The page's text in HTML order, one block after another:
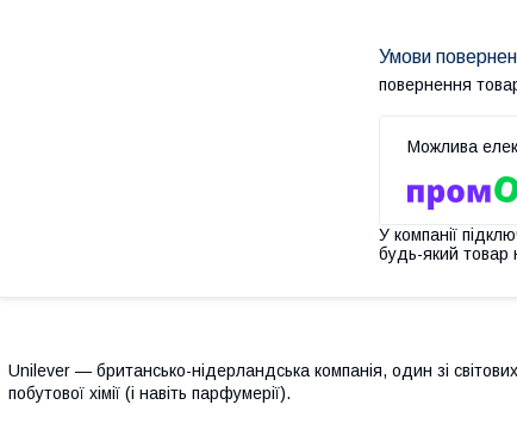
повернення
У компанії
будь-який товар
Unilever — британсько-нідерландська компанія, один зі світових
побутової хімії (і навіть парфумерії).